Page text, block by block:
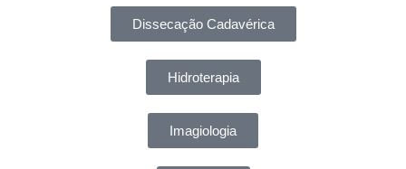
Dissecação Cadavérica
Hidroterapia
Imagiologia